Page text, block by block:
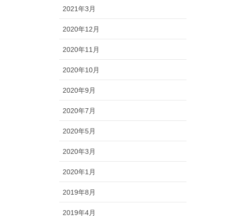
2021年3月
2020年12月
2020年11月
2020年10月
2020年9月
2020年7月
2020年5月
2020年3月
2020年1月
2019年8月
2019年4月